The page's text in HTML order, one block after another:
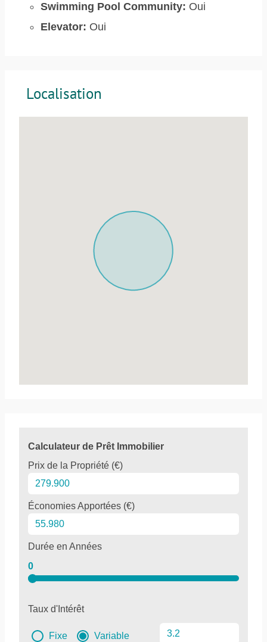
Swimming Pool Community: Oui
Elevator: Oui
Localisation
Calculateur de Prêt Immobilier
Prix de la Propriété (€)
Économies Apportées (€)
Durée en Années
0
Taux d'Intérêt
Fixe Variable